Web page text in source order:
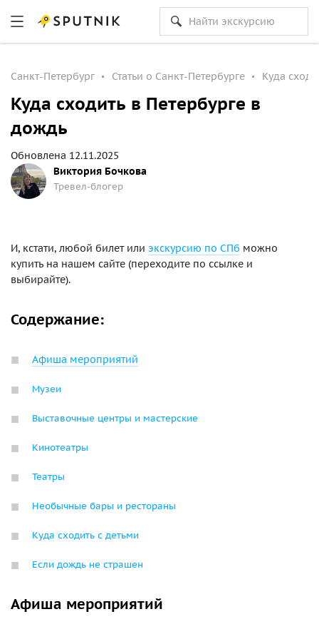
Санкт-Петербург Статьи о Санкт-Петербурге Куда
Куда сходить в Петербурге в
дождь
Виктория Бочкова
Тревел-блогер
Обновлена 12.11.2025
И, кстати, любой билет или экскурсию по СПб можно
купить на нашем сайте (переходите по ссылке и
выбирайте).
Содержание:
Афиша мероприятий
Музеи
Выставочные центры и мастерские
Кинотеатры
Театры
Необычные бары и рестораны
Куда сходить с детьми
Если дождь не страшен
Афиша мероприятий